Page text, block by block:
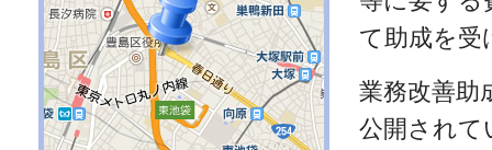
て助成を
業務改善助
公開されて